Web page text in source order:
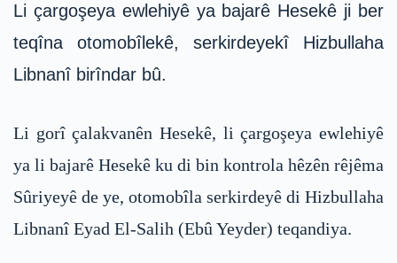
Li çargoşeya ewlehiyê ya bajarê Hesekê ji ber
teqîna otomobîlekê, serkirdeyekî Hizbullaha
Libnanî birîndar bû.
Li gorî çalakvanên Hesekê, li çargoşeya ewlehiyê
ya li bajarê Hesekê ku di bin kontrola hêzên rêjêma
Sûriyeyê de ye, otomobîla serkirdeyê di Hizbullaha
Libnanî Eyad El-Salih (Ebû Yeyder) teqandiya.